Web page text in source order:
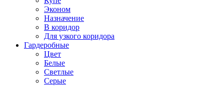
Эконом
Назначение
В коридор
Для узкого коридора
Гардеробные
Цвет
Белые
Светлые
Серые